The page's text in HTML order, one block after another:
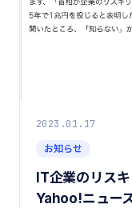
2023.01.17
お知らせ
IT企業のリス
Yahoo!ニュー